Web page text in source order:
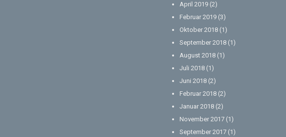
April 2019 (2)
Februar 2019 (3)
Oktober 2018 (1)
September 2018 (1)
August 2018 (1)
Juli 2018 (1)
Juni 2018 (2)
Februar 2018 (2)
Januar 2018 (2)
November 2017 (1)
September 2017 (1)